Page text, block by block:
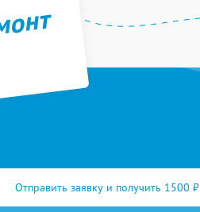
Отправить заявку и получить 1500 ₽